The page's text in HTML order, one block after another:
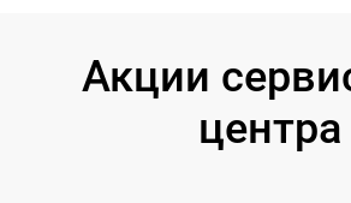
Акции
центра